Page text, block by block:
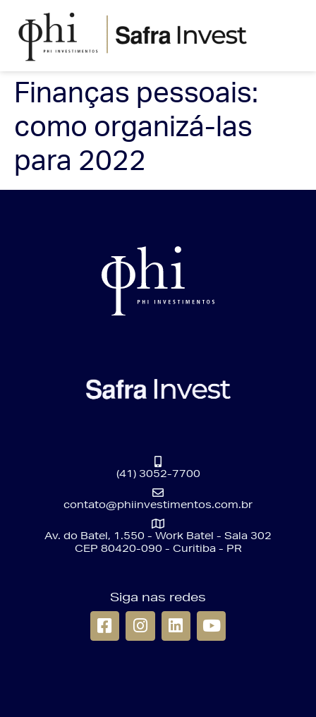
Finanças pessoais:
como organizá-las
para 2022
(41) 3052-7700
contato@phiinvestimentos.com.br
Av. do Batel, 1.550 - Work Batel - Sala 302
CEP 80420-090 - Curitiba - PR
Siga nas redes